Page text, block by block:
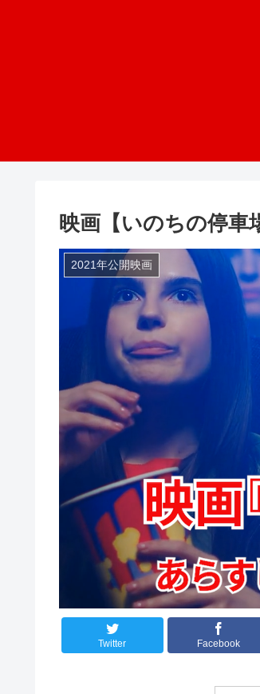
映画【いのちの停車
2021年公開映画
Twitter Facebook